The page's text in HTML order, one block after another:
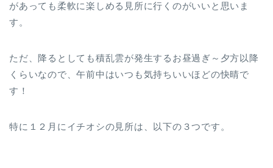
があっても柔軟に楽しめる見所に行くのがいいと思いま
す。
ただ、降るとしても積乱雲が発生するお昼過ぎ～夕方以降
くらいなので、午前中はいつも気持ちいいほどの快晴で
す！
特に１２月にイチオシの見所は、以下の３つです。